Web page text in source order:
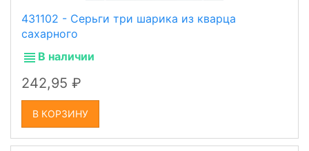
431102 - Серьги три шарика из кварца
сахарного
В наличии
242,95
В КОРЗИНУ